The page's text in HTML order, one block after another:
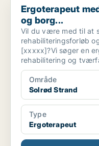
Ergoterapeut
og borg...
Vil du være med til at
rehabiliteringsforløb
[xxxxx]?Vi søger en
rehabilitering og
Område
Solrød Strand
Type
Ergoterapeut